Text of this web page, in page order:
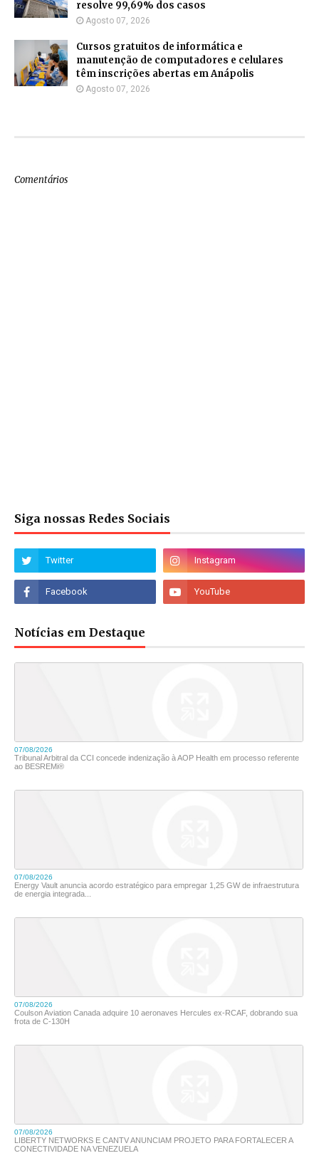
resolve 99,69% dos casos
Agosto 07, 2026
Cursos gratuitos de informática e
manutenção de computadores e celulares
têm inscrições abertas em Anápolis
Agosto 07, 2026
Comentários
Siga nossas Redes Sociais
Notícias em Destaque